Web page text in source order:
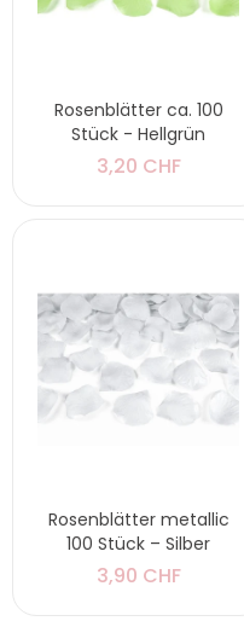
Rosenblätter ca. 100
Stück - Hellgrün
3,20 CHF
Rosenblätter metallic
100 Stück – Silber
3,90 CHF